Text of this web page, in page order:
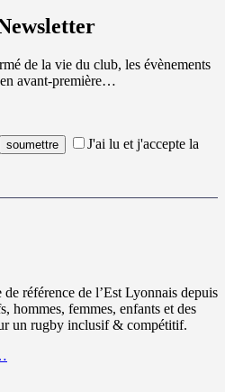
de la vie du club, les évènements
avant-première…
J'ai lu et j'accepte la
référence de l’Est Lyonnais depuis
hommes, femmes, enfants et des
un rugby inclusif & compétitif.